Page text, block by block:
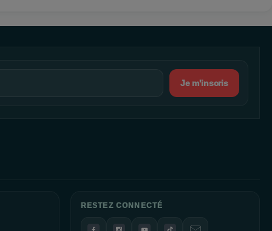
Je m'inscris
RESTEZ CONNECTÉ